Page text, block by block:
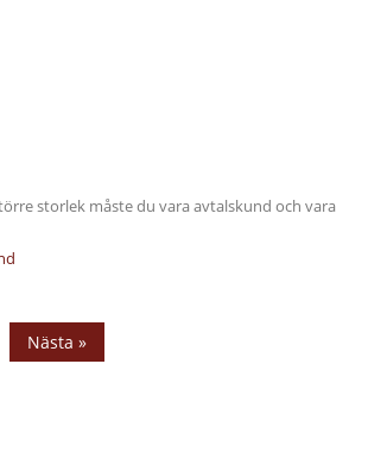
storlek måste du vara avtalskund och vara
Nästa »